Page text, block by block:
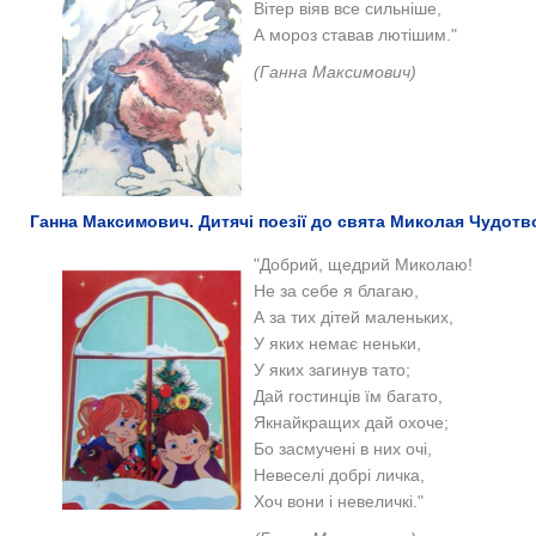
Вітер віяв все сильніше,
А мороз ставав лютішим."
(Ганна Максимович)
Ганна Максимович. Дитячі поезії до свята Миколая
"Добрий, щедрий Миколаю!
Не за себе я благаю,
А за тих дітей маленьких,
У яких немає неньки,
У яких загинув тато;
Дай гостинців їм багато,
Якнайкращих дай охоче;
Бо засмучені в них очі,
Невеселі добрі личка,
Хоч вони і невеличкі."